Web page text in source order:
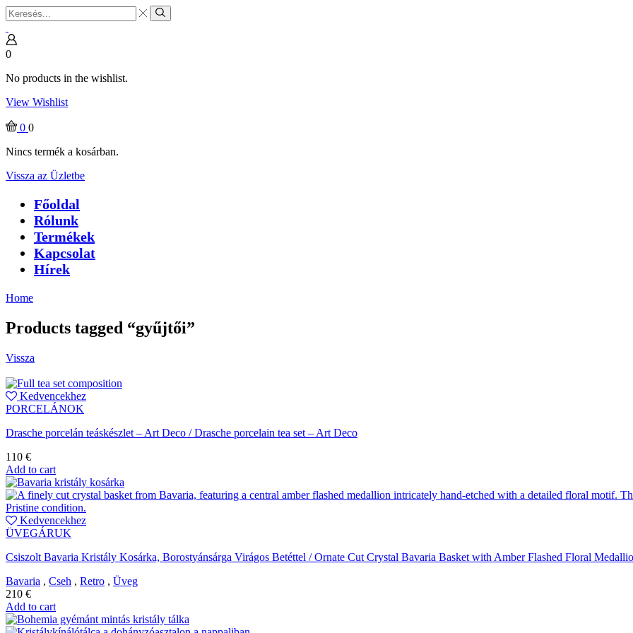
Search
input
Search
0
No products in the wishlist.
View Wishlist
0 0
Nincs termék a kosárban.
Vissza az Üzletbe
Főoldal
Rólunk
Termékek
Kapcsolat
Hírek
Home
Products tagged “gyűjtői”
Vissza
Kedvencekhez
PORCELÁNOK
Drasche porcelán teáskészlet – Art Deco / Drasche porcelain tea set – Art Deco
110 €
Add to cart
Kedvencekhez
ÜVEGÁRUK
Csiszolt Bavaria Kristály Kosárka, Borostyánsárga Virágos Betéttel / Ornate Cut Crystal Bavaria Basket with Amber Flashed Floral
Bavaria , Cseh , Retro , Üveg
210 €
Add to cart